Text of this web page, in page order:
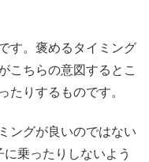
す。褒めるタイミング
こちらの意図するとこ
たりするものです。
ングが良いのではない
乗ったりしないよう